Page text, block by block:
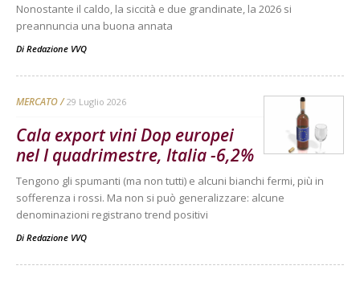
Nonostante il caldo, la siccità e due grandinate, la 2026 si
preannuncia una buona annata
Di Redazione VVQ
MERCATO 29 Luglio 2026
Cala export vini Dop europei
nel I quadrimestre, Italia -6,2%
Tengono gli spumanti (ma non tutti) e alcuni bianchi fermi, più in
sofferenza i rossi. Ma non si può generalizzare: alcune
denominazioni registrano trend positivi
Di Redazione VVQ